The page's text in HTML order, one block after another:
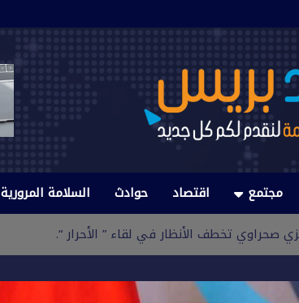
مجتمع اقتصاد حوادث السلامة المرورية
صحراوي تخطف الأنظار في لقاء ” الأحرار “.